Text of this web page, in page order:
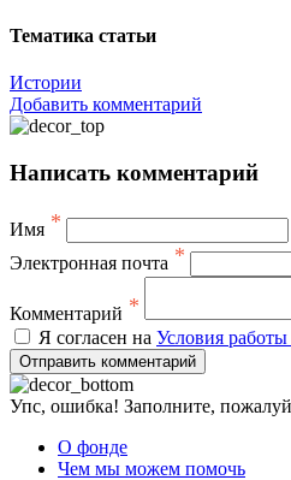
Тематика статьи
Истории
Добавить комментарий
Написать комментарий
Имя *
Электронная почта *
Комментарий *
Я согласен на Условия
Отправить комментарий
Упс, ошибка! Заполните,
О фонде
Чем мы можем помочь